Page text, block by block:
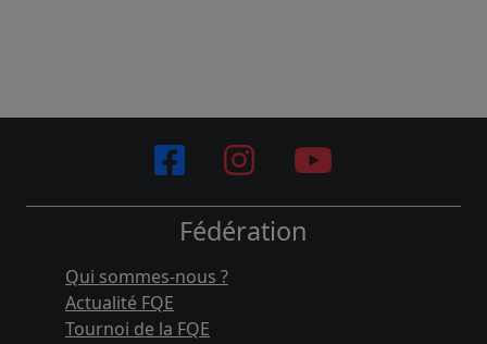
Fédération
Qui sommes-nous ?
Actualité FQE
Tournoi de la FQE